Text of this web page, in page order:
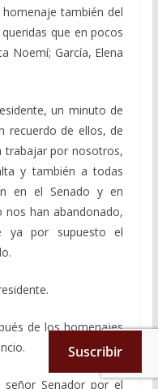
también del
que en pocos
Noemí; García, Elena
un minuto de
recuerdo de ellos, de
trabajar por nosotros,
y también a todas
en el Senado y en
han abandonado,
ya por supuesto el
de los homenajes
Senador por el
Suscribir